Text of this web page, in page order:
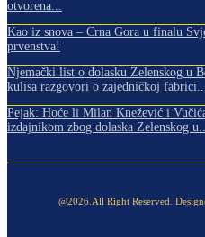
otvorena...
Kao iz snova – Crna Gora u finalu
prvenstva!
Njemački list o dolasku Zelenskog u
kulisa razgovori o zajedničkoj
Pejak: Hoće li Milan Knežević i
izdajnikom zbog dolaska Zelenskog
@2026.All Right Reserved.